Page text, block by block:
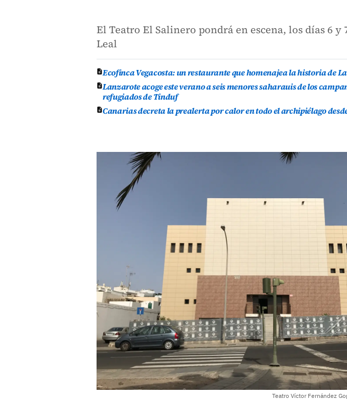
El Teatro El Salinero pondrá en escena, los días 6
Leal
Ecofinca Vegacosta: un restaurante que homenajea la historia de
Lanzarote acoge este verano a seis menores saharauis de los
refugiados de Tinduf
Canarias decreta la prealerta por calor en todo el archipiélago
Teatro Víctor Fernández